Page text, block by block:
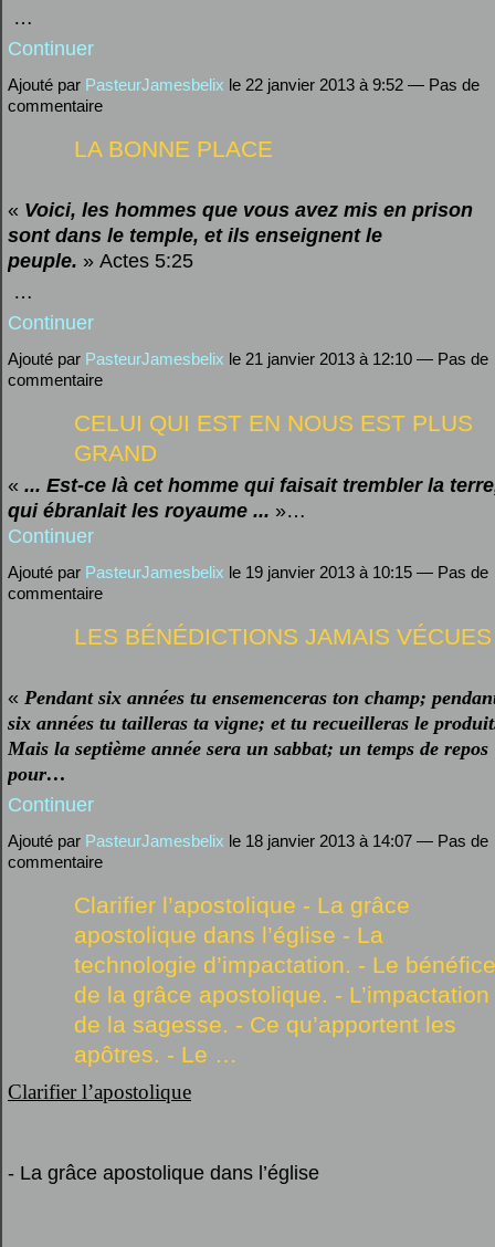
…
Continuer
Ajouté par PasteurJamesbelix le 22 janvier 2013 à 9:52 — Pas de
commentaire
LA BONNE PLACE
« Voici, les hommes que vous avez mis en prison
sont dans le temple, et ils enseignent le
peuple. » Actes 5:25
…
Continuer
Ajouté par PasteurJamesbelix le 21 janvier 2013 à 12:10 — Pas de
commentaire
CELUI QUI EST EN NOUS EST PLUS
GRAND
« ... Est-ce là cet homme qui faisait trembler la
qui ébranlait les royaume ... »…
Continuer
Ajouté par PasteurJamesbelix le 19 janvier 2013 à 10:15 — Pas de
commentaire
LES BÉNÉDICTIONS JAMAIS VÉCUES
« Pendant six années tu ensemenceras ton champ;
six années tu tailleras ta vigne; et tu recueilleras le
Mais la septième année sera un sabbat; un temps de repos
pour…
Continuer
Ajouté par PasteurJamesbelix le 18 janvier 2013 à 14:07 — Pas de
commentaire
Clarifier l’apostolique - La grâce
apostolique dans l’église - La
technologie d’impactation. - Le bénéfice
de la grâce apostolique. - L’impactation
de la sagesse. - Ce qu’apportent les
apôtres. - Le …
Clarifier l’apostolique
- La grâce apostolique dans l’église